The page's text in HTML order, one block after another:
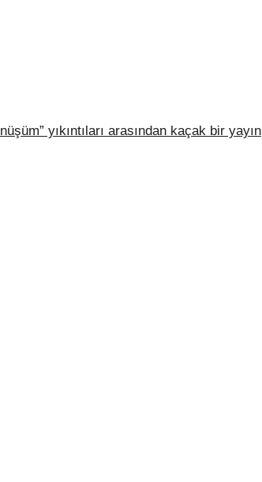
yıkıntıları arasından kaçak bir yayın